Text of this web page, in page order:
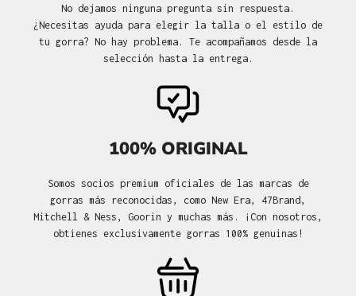
No dejamos ninguna pregunta sin respuesta.
¿Necesitas ayuda para elegir la talla o el estilo de
tu gorra? No hay problema. Te acompañamos desde la
selección hasta la entrega.
100% ORIGINAL
Somos socios premium oficiales de las marcas de
gorras más reconocidas, como New Era, 47Brand,
Mitchell & Ness, Goorin y muchas más. ¡Con nosotros,
obtienes exclusivamente gorras 100% genuinas!